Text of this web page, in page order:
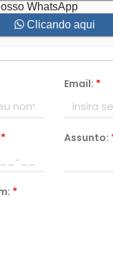
WhatsApp
Clicando aqui
Email: *
* Assunto:
*